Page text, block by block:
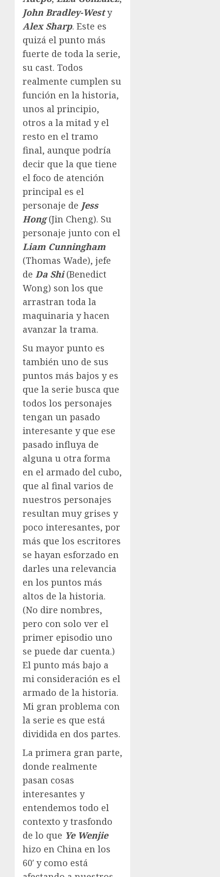
John Bradley-Westy
Alex Sharp. Este es
quizá el punto más
fuerte de toda la serie,
su cast. Todos
realmente cumplen su
función en la historia,
unos al principio,
otros a la mitad y el
resto en el tramo
final, aunque podría
decir que la que tiene
el foco de atención
principal es el
personaje de Jess
Hong(Jin Cheng). Su
personaje junto con el
Liam Cunningham
(Thomas Wade), jefe
de Da Shi(Benedict
Wong) son los que
arrastran toda la
maquinaria y hacen
avanzar la trama.
Su mayor punto es
también uno de sus
puntos más bajos y es
que la serie busca que
todos los personajes
tengan un pasado
interesante y que ese
pasado influya de
alguna u otra forma
en el armado del cubo,
que al final varios de
nuestros personajes
resultan muy grises y
poco interesantes, por
más que los escritores
se hayan esforzado en
darles una relevancia
en los puntos más
altos de la historia.
(No dire nombres,
pero con solo ver el
primer episodio uno
se puede dar cuenta.)
El punto más bajo a
mi consideración es el
armado de la historia.
Mi gran problema con
la serie es que está
dividida en dos partes.
La primera gran parte,
donde realmente
pasan cosas
interesantes y
entendemos todo el
contexto y trasfondo
de lo que Ye Wenjie
hizo en China en los
60′ y como está